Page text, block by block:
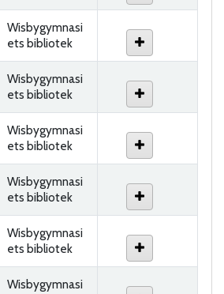
Wisbygymnasi
ets bibliotek
Wisbygymnasi
ets bibliotek
Wisbygymnasi
ets bibliotek
Wisbygymnasi
ets bibliotek
Wisbygymnasi
ets bibliotek
Wisbygymnasi